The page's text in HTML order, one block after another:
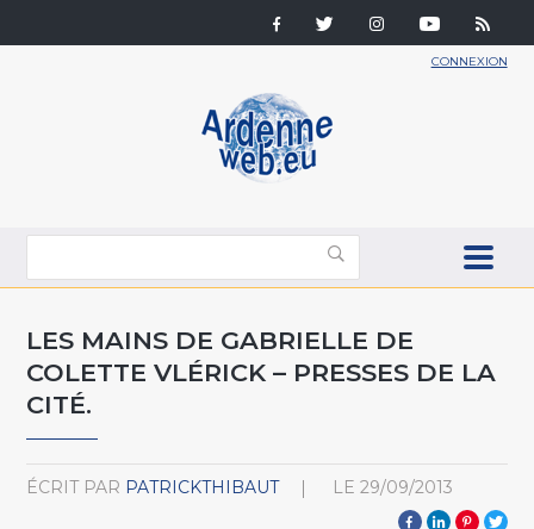
CONNEXION
LES MAINS DE GABRIELLE DE
COLETTE VLÉRICK – PRESSES DE LA
CITÉ.
ÉCRIT PAR PATRICKTHIBAUT LE 29/09/2013